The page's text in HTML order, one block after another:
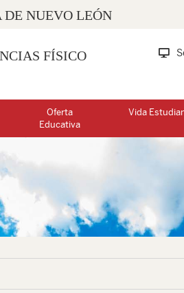
NUEVO LEÓN
FÍSICO
Oferta
Educativa
Vida